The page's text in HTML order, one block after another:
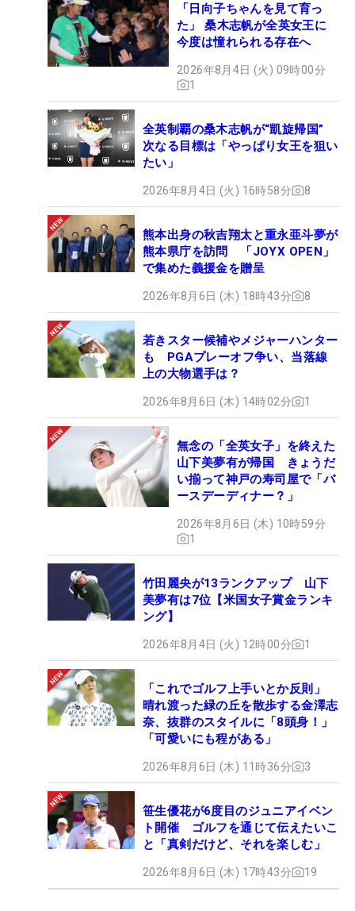
「日向子ちゃんを見て育っ
た」 桑木志帆が全英女王に
今度は憧れられる存在へ
2026年8月4日 (火) 09時00分
1
全英制覇の桑木志帆が“凱旋帰国”
次なる目標は「やっぱり女王を狙い
たい」
2026年8月4日 (火) 16時58分 8
熊本出身の秋吉翔太と重永亜斗夢が
熊本県庁を訪問 「JOYX OPEN」
で集めた義援金を贈呈
2026年8月6日 (木) 18時43分 8
若きスター候補やメジャーハンター
も PGAプレーオフ争い、当落線
上の大物選手は？
2026年8月6日 (木) 14時02分 1
無念の「全英女子」を終えた
山下美夢有が帰国 きょうだ
い揃って神戸の寿司屋で「バ
ースデーディナー？」
2026年8月6日 (木) 10時59分
1
竹田麗央が13ランクアップ 山下
美夢有は7位【米国女子賞金ランキ
ング】
2026年8月4日 (火) 12時00分 1
「これでゴルフ上手いとか反則」
晴れ渡った緑の丘を散歩する金澤志
奈、抜群のスタイルに「8頭身！」
「可愛いにも程がある」
2026年8月6日 (木) 11時36分 3
笹生優花が6度目のジュニアイベン
ト開催 ゴルフを通じて伝えたいこ
と「真剣だけど、それを楽しむ」
2026年8月6日 (木) 17時43分 19